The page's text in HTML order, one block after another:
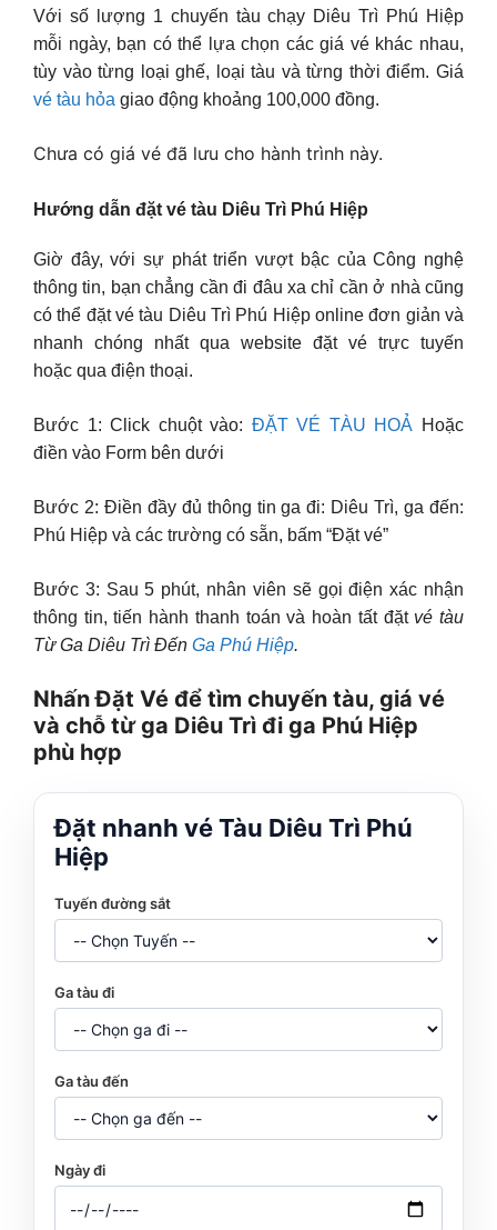
Với số lượng 1 chuyến tàu chạy Diêu Trì Phú Hiệp
mỗi ngày, bạn có thể lựa chọn các giá vé khác nhau,
tùy vào từng loại ghế, loại tàu và từng thời điểm. Giá
vé tàu hỏa giao động khoảng 100,000 đồng.
Chưa có giá vé đã lưu cho hành trình này.
Hướng dẫn đặt vé tàu Diêu Trì Phú Hiệp
Giờ đây, với sự phát triển vượt bậc của Công nghệ
thông tin, bạn chẳng cần đi đâu xa chỉ cần ở nhà cũng
có thể đặt vé tàu Diêu Trì Phú Hiệp online đơn giản và
nhanh chóng nhất qua website đặt vé trực tuyến
hoặc qua điện thoại.
Bước 1: Click chuột vào: ĐẶT VÉ TÀU HOẢ Hoặc
điền vào Form bên dưới
Bước 2: Điền đầy đủ thông tin ga đi: Diêu Trì, ga đến:
Phú Hiệp và các trường có sẵn, bấm “Đặt vé”
Bước 3: Sau 5 phút, nhân viên sẽ gọi điện xác nhận
thông tin, tiến hành thanh toán và hoàn tất đặt vé tàu
Từ Ga Diêu Trì Đến Ga Phú Hiệp.
Nhấn Đặt Vé để tìm chuyến tàu, giá vé
và chỗ từ ga Diêu Trì đi ga Phú Hiệp
phù hợp
Đặt nhanh vé Tàu Diêu Trì Phú
Hiệp
Tuyến đường sắt
Ga tàu đi
Ga tàu đến
Ngày đi